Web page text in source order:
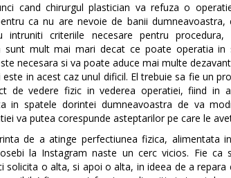
cand chirurgul plastician va refuza o
ca nu are nevoie de banii
intruniti criteriile necesare pentru
sunt mult mai mari decat ce poate operatia in
necesara si va poate aduce mai multe
este in acest caz unul dificil. El trebuie sa fie un
de vedere fizic in vederea operatiei, fiind in
in spatele dorintei dumneavoastra de va
va putea corespunde asteptarilor pe care le
de a atinge perfectiunea fizica, alimentata
la Instagram naste un cerc vicios. Fie ca
solicita o alta, si apoi o alta, in ideea de a